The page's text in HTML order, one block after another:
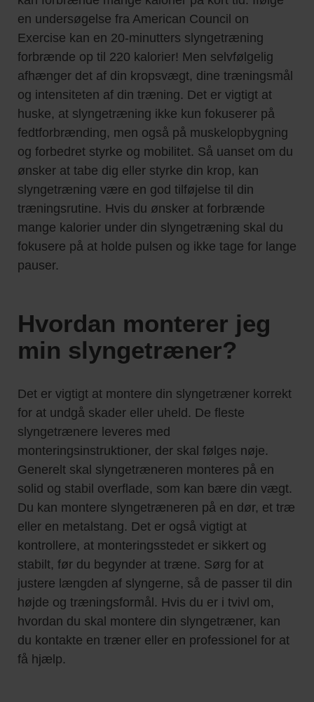
en undersøgelse fra American Council on
Exercise kan en 20-minutters slyngetræning
forbrænde op til 220 kalorier! Men selvfølgelig
afhænger det af din kropsvægt, dine træningsmål
og intensiteten af din træning. Det er vigtigt at
huske, at slyngetræning ikke kun fokuserer på
fedtforbrænding, men også på muskelopbygning
og forbedret styrke og mobilitet. Så uanset om du
ønsker at tabe dig eller styrke din krop, kan
slyngetræning være en god tilføjelse til din
træningsrutine. Hvis du ønsker at forbrænde
mange kalorier under din slyngetræning skal du
fokusere på at holde pulsen og ikke tage for lange
pauser.
Hvordan monterer jeg
min slyngetræner?
Det er vigtigt at montere din slyngetræner korrekt
for at undgå skader eller uheld. De fleste
slyngetrænere leveres med
monteringsinstruktioner, der skal følges nøje.
Generelt skal slyngetræneren monteres på en
solid og stabil overflade, som kan bære din vægt.
Du kan montere slyngetræneren på en dør, et træ
eller en metalstang. Det er også vigtigt at
kontrollere, at monteringsstedet er sikkert og
stabilt, før du begynder at træne. Sørg for at
justere længden af slyngerne, så de passer til din
højde og træningsformål. Hvis du er i tvivl om,
hvordan du skal montere din slyngetræner, kan
du kontakte en træner eller en professionel for at
få hjælp.